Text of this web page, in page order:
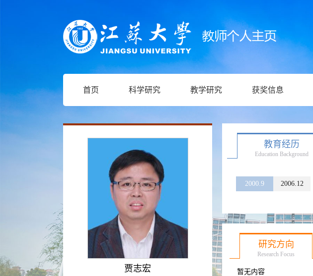
首页 科学研究 教学研究 获奖信息
贾志宏
教育经历
Education Background
2000.9 2006.12
研究方向
Research Focus
暂无内容